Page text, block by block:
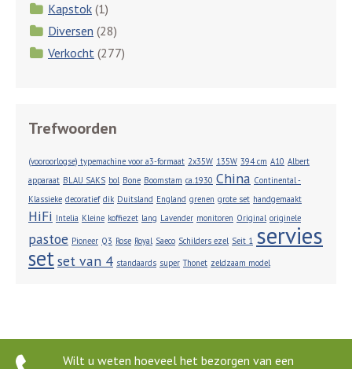
Kapstok (1)
Diversen (28)
Verkocht (277)
Trefwoorden
(vooroorlogse) typemachine voor a3-formaat 2x35W 135W 394 cm A10 Albert
apparaat BLAU SAKS bol Bone Boomstam ca.1930 China Continental -
Klassieke decoratief dik Duitsland England grenen grote set handgemaakt
HiFi Intelia Kleine koffiezet lang Lavender monitoren Original originele
pastoe Pioneer Q3 Rose Royal Saeco Schilders ezel Seit 1 servies
setset van 4 standaards super Thonet zeldzaam model
Wilt u weten hoeveel het bezorgen van een